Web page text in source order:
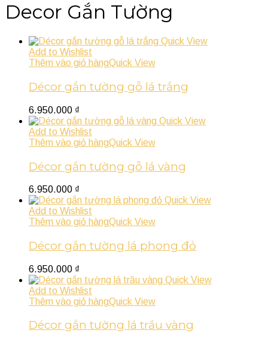
Decor Gắn Tường
Quick View
Add to Wishlist
Thêm vào giỏ hàngQuick View
Décor gắn tường gỗ lá trắng
6.950.000 ₫
Quick View
Add to Wishlist
Thêm vào giỏ hàngQuick View
Décor gắn tường gỗ lá vàng
6.950.000 ₫
Quick View
Add to Wishlist
Thêm vào giỏ hàngQuick View
Décor gắn tường lá phong đỏ
6.950.000 ₫
Quick View
Add to Wishlist
Thêm vào giỏ hàngQuick View
Décor gắn tường lá trầu vàng